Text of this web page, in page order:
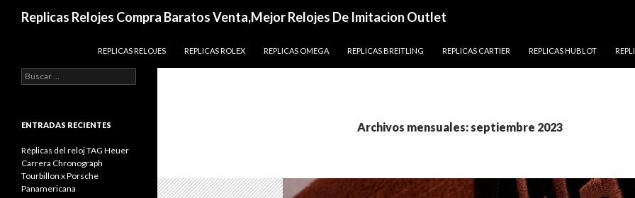
Replicas Relojes Compra Baratos Venta,Mejor Relojes De Imitacion Outlet
REPLICAS RELOJES
REPLICAS ROLEX REPLICAS OMEGA REPLICAS BREITLING REPLICAS CARTIER REPLICAS HUBLOT
Archivos mensuales: septiembre 2023
Buscar:
ENTRADAS RECIENTES
Réplicas del reloj TAG Heuer
Carrera Chronograph
Tourbillon x Porsche
Panamericana